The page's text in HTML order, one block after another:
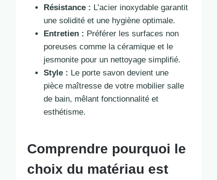
Résistance : L’acier inoxydable garantit
une solidité et une hygiène optimale.
Entretien : Préférer les surfaces non
poreuses comme la céramique et le
jesmonite pour un nettoyage simplifié.
Style : Le porte savon devient une
pièce maîtresse de votre mobilier salle
de bain, mêlant fonctionnalité et
esthétisme.
Comprendre pourquoi le
choix du matériau est